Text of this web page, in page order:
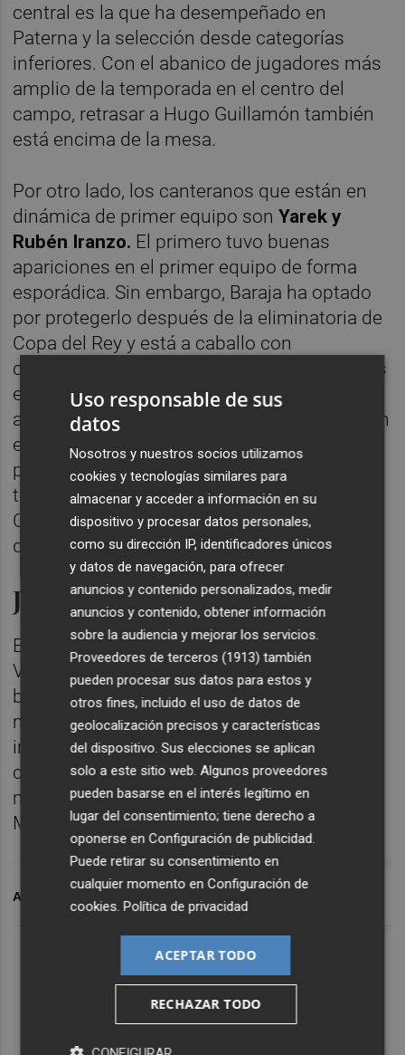
central es la que ha desempeñado en
Paterna y la selección desde categorías
inferiores. Con el abanico de jugadores más
amplio de la temporada en el centro del
campo, retrasar a Hugo Guillamón también
está encima de la mesa.
Por otro lado, los canteranos que están en
dinámica de primer equipo sonYarek y
Rubén Iranzo. El primero tuvo buenas
apariciones en el primer equipo de forma
esporádica. Sin embargo, Baraja ha optado
por protegerlo después de la eliminatoria de
Copa del Rey y está a caballo con
convocatorias en el primer equipo y minutos
en el filial. En el caso de Rubo, es otro de los
activos del club que está renovado y jugar en
el primer equipo no es algo desconocido
para él. Ya debutó con Bordalás en la
temporada 2021-2022 y este año jugó en
Copa del Rey contra el Arosa como lateral
derecho.
Jugadores libres
Es otra alternativa que está en la mesa del
Valencia CF si lo considera oportuno. Con la
baja de larga duración de Diakhaby, el
mercado solo ofrece la posibilidad de
inscripción de jugadores que no tengan
contrato en vigor con otro club. En el
mercado están centrales como Feddal,
Mustafi, Sakho o Rodrigo Caio, entre otros.
ARCHIVADO EN
Uso responsable de sus
datos
Nosotros y nuestros socios utilizamos
cookies y tecnologías similares para
almacenar y acceder a información en su
dispositivo y procesar datos personales,
como su dirección IP, identificadores únicos
y datos de navegación, para ofrecer
anuncios y contenido personalizados, medir
anuncios y contenido, obtener información
sobre la audiencia y mejorar los servicios.
Proveedores de terceros (1913) también
pueden procesar sus datos para estos y
otros fines, incluido el uso de datos de
geolocalización precisos y características
del dispositivo. Sus elecciones se aplican
solo a este sitio web. Algunos proveedores
pueden basarse en el interés legítimo en
lugar del consentimiento; tiene derecho a
oponerse enConfiguración de publicidad
Puede retirar su consentimiento en
cualquier momento enConfiguración de
cookies .Política de privacidad
ACEPTAR TODO
RECHAZAR TODO